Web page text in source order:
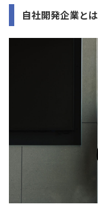
自社開発企業とは